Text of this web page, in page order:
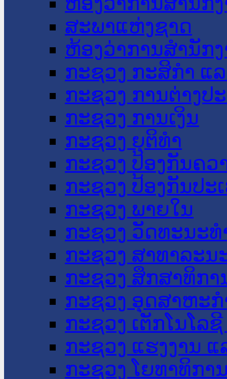
ສະພາແຫ່ງຊາດ
ຫ້ອງວ່າການສຳນັກ
ກະຊວງ ກະສິກຳ ແ
ກະຊວງ ການຕ່າງປ
ກະຊວງ ການເງິນ
ກະຊວງ ຍຸຕິທໍາ
ກະຊວງ ປ້ອງກັນຄວ
ກະຊວງ ປ້ອງກັນປະ
ກະຊວງ ພາຍໃນ
ກະຊວງ ວັດທະນະ
ກະຊວງ ສາທາລະນ
ກະຊວງ ສຶກສາທິກາ
ກະຊວງ ອຸດສາຫະ
ກະຊວງ ເຕັກໂນໂລ
ກະຊວງ ແຮງງານ
ກະຊວງ ໂຍທາທິກາ